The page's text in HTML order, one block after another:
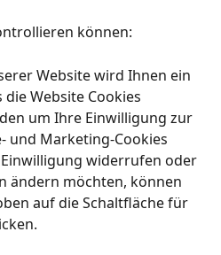
können:
Website wird Ihnen ein
Website Cookies
um Ihre Einwilligung zur
und Marketing-Cookies
widerrufen oder
ändern möchten, können
auf die Schaltfläche für